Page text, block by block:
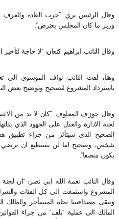
وقال الرئيس بري: “جرت العادة
وزير ما كان المجلس يعترض”.
وقال النائب ابراهيم كنعان: “لا حاجة لتأخير
وهنا، لفت النائب نواف الموسوي الى
باسترداد المشروع لتصحيح وتوضيح بعض
وقال جوزف المعلوف: “كان لا بد من
لجنة الادارة والعدل على الجهود الذي
الصحيح الذي سيتأثر من جراء تطبيق
شخص، وصحيح اننا لن نستطيع ان نرضي
يكون منصفا”.
المشروع واستمعت الى كل الفئات
المالك الى عملية “بلف” من جراء